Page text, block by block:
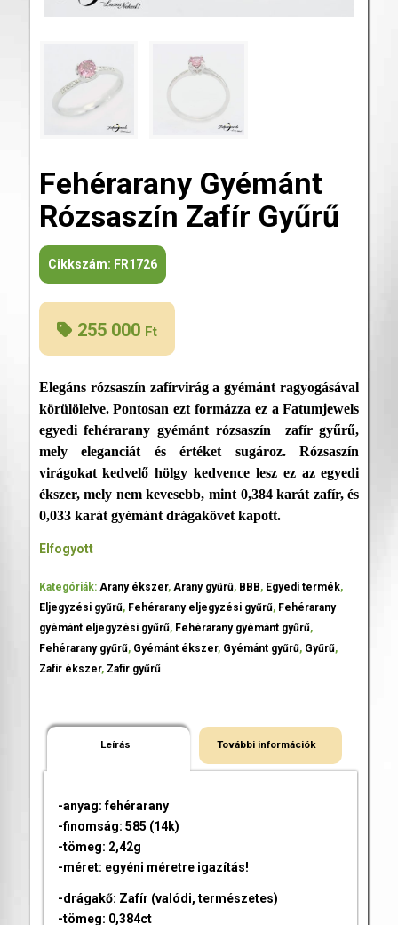
Fehérarany Gyémánt
Rózsaszín Zafír Gyűrű
Cikkszám: FR1726
255 000 Ft
Elegáns rózsaszín zafírvirág a gyémánt ragyogásával
körülölelve. Pontosan ezt formázza ez a Fatumjewels
egyedi fehérarany gyémánt rózsaszín zafír gyűrű,
mely eleganciát és értéket sugároz. Rózsaszín
virágokat kedvelő hölgy kedvence lesz ez az egyedi
ékszer, mely nem kevesebb, mint 0,384 karát zafír, és
0,033 karát gyémánt drágakövet kapott.
Elfogyott
Kategóriák: Arany ékszer, Arany gyűrű, BBB, Egyedi termék,
Eljegyzési gyűrű, Fehérarany eljegyzési gyűrű, Fehérarany
gyémánt eljegyzési gyűrű, Fehérarany gyémánt gyűrű,
Fehérarany gyűrű, Gyémánt ékszer, Gyémánt gyűrű, Gyűrű,
Zafír ékszer, Zafír gyűrű
Leírás További információk
-anyag: fehérarany
-finomság: 585 (14k)
-tömeg: 2,42g
-méret: egyéni méretre igazítás!
-drágakő: Zafír (valódi, természetes)
-tömeg: 0,384ct